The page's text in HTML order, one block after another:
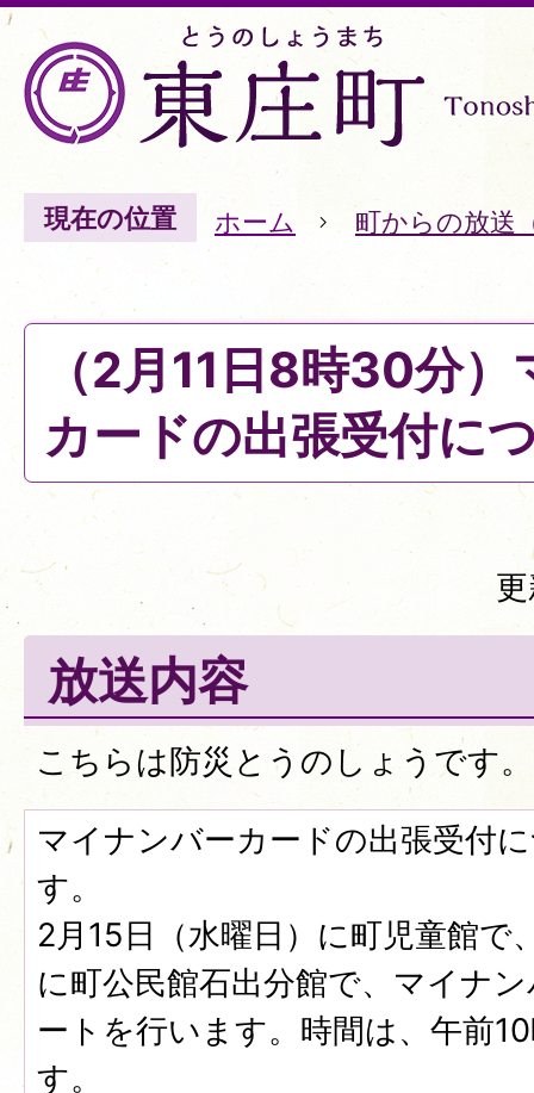
現在の位置 ホーム 町からの放送
（2月11日8時30分
カードの出張受付に
放送内容
こちらは防災とうのしょうです。
マイナンバーカードの出張受付
す。
2月15日（水曜日）に町児童館で
に町公民館石出分館で、マイナ
ートを行います。時間は、午前
す。